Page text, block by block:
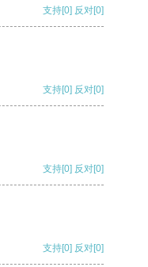
支持[0] 反对[0]
支持[0] 反对[0]
支持[0] 反对[0]
支持[0] 反对[0]